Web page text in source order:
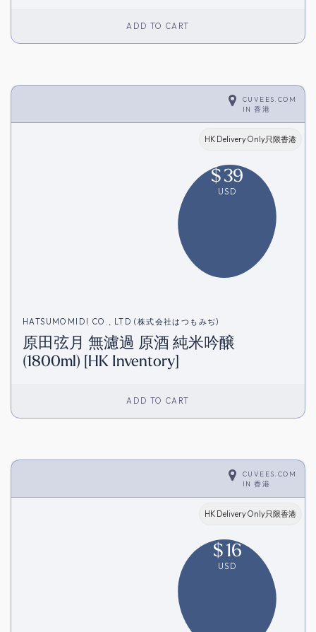
ADD TO CART
CUVEES.COM
IN香港
HK Delivery Only只限香港
$39
USD
HATSUMOMIDI CO., LTD (株式会社はつもみぢ)
原田弦月 無濾過 原酒 純米吟醸
(1800ml) [HK Inventory]
ADD TO CART
CUVEES.COM
IN香港
HK Delivery Only只限香港
$16
USD